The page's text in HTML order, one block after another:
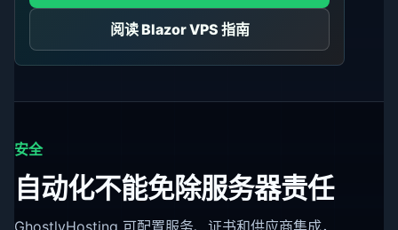
阅读 Blazor VPS 指南
安全
自动化不能免除服务器责任
GhostlyHosting 可配置服务、证书和供应商集成，